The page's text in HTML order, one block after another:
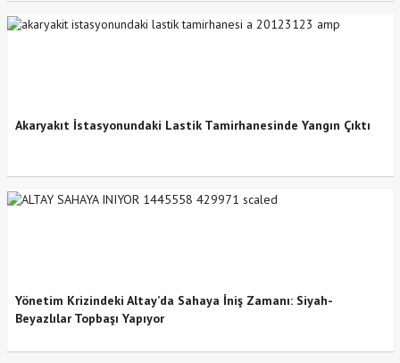
Akaryakıt İstasyonundaki Lastik Tamirhanesinde Yangın Çıktı
Yönetim Krizindeki Altay’da Sahaya İniş Zamanı: Siyah-
Beyazlılar Topbaşı Yapıyor